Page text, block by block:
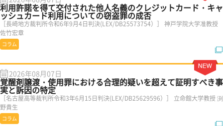
利用許諾を得て交付された他人名義のクレジットカード・キャ
ッシュカード利用についての窃盗罪の成否
［長崎地方裁判所令和6年9月4日判決(LEX/DB25573754）］ 神戸学院大学准教授
佐竹宏章
コラム
2026年08月07日
覚醒剤譲渡・使用罪における合理的疑いを超えて証明すべき事
実と訴因の特定
［名古屋高等裁判所令和3年6月15日判決(LEX/DB25629596）］ 立命館大学教授 渕
野貴生
コラム